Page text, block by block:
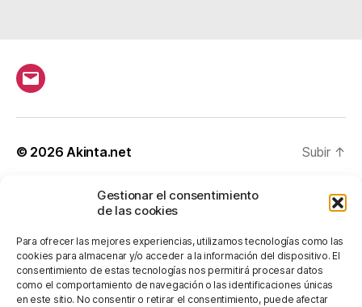
Gestionar el consentimiento
de las cookies
Para ofrecer las mejores experiencias, utilizamos tecnologías como las
cookies para almacenar y/o acceder a la información del dispositivo. El
consentimiento de estas tecnologías nos permitirá procesar datos
como el comportamiento de navegación o las identificaciones únicas
en este sitio. No consentir o retirar el consentimiento, puede afectar
Correo
© 2026Akinta.net Subir ↑